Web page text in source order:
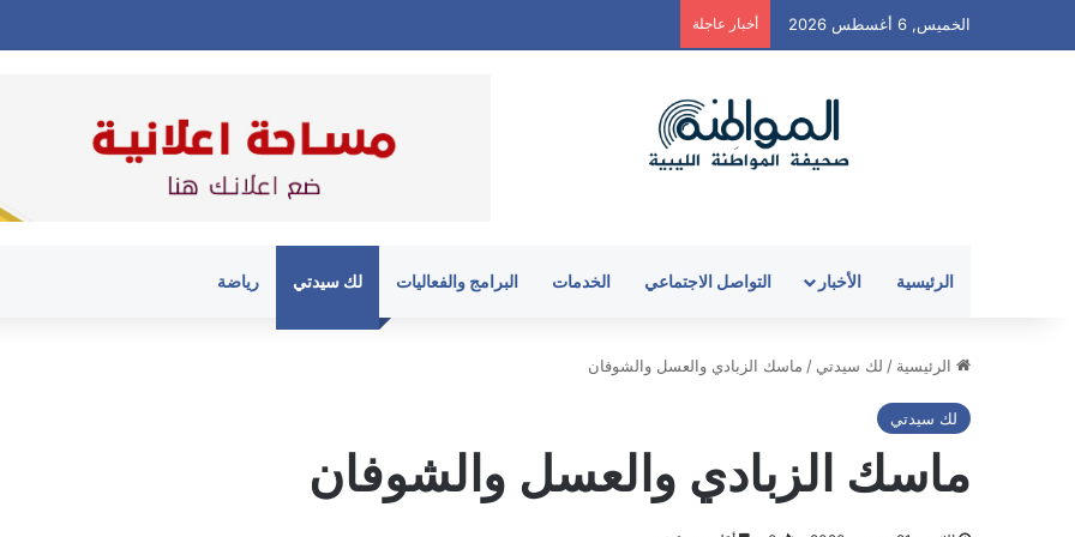
الخميس, 6 أغسطس 2026 أخبار عاجلة
الرئيسية الأخبار التواصل الاجتماعي الخدمات البرامج والفعاليات لك سيدتي رياضة
الرئيسية / لك سيدتي / ماسك الزبادي والعسل والشوفان
لك سيدتي
ماسك الزبادي والعسل والشوفان